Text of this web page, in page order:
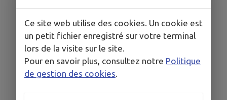
Ce site web utilise des cookies. Un cookie est
un petit fichier enregistré sur votre terminal
lors de la visite sur le site.
Pour en savoir plus, consultez notre Politique
de gestion des cookies